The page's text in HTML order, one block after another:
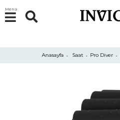
Menü
Anasayfa Saat Pro Diver